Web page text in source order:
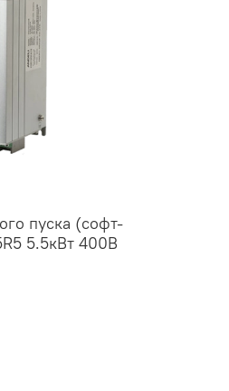
пуска (софт-
5.5кВт 400В